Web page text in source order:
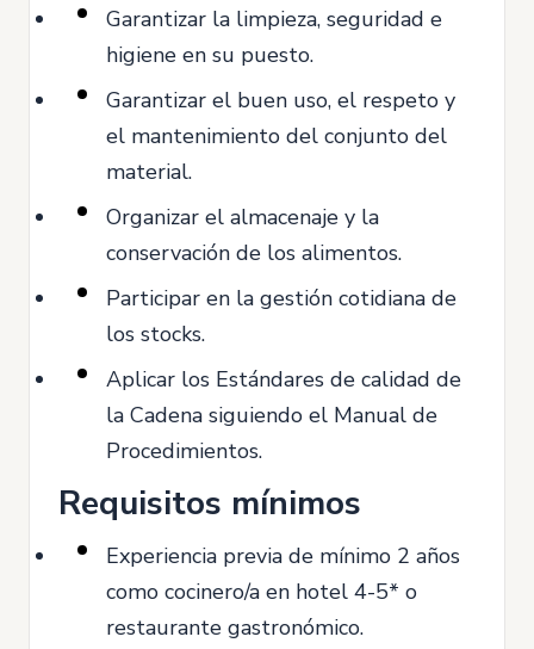
Garantizar la limpieza, seguridad e
higiene en su puesto.
Garantizar el buen uso, el respeto y
el mantenimiento del conjunto del
material.
Organizar el almacenaje y la
conservación de los alimentos.
Participar en la gestión cotidiana de
los stocks.
Aplicar los Estándares de calidad de
la Cadena siguiendo el Manual de
Procedimientos.
Requisitos mínimos
Experiencia previa de mínimo 2 años
como cocinero/a en hotel 4-5* o
restaurante gastronómico.